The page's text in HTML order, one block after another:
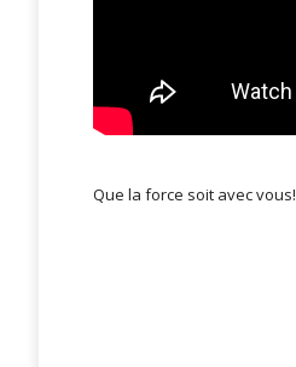
Que la force soit avec vous!